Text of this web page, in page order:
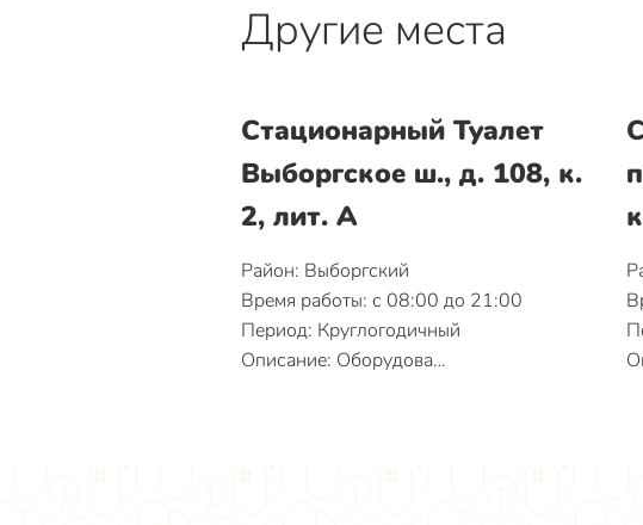
Другие места
Стационарный Туалет
Выборгское ш., д. 108, к.
2, лит. А
Район: Выборгский
Время работы: с 08:00 до 21:00
Период: Круглогодичный
Описание: Оборудова…